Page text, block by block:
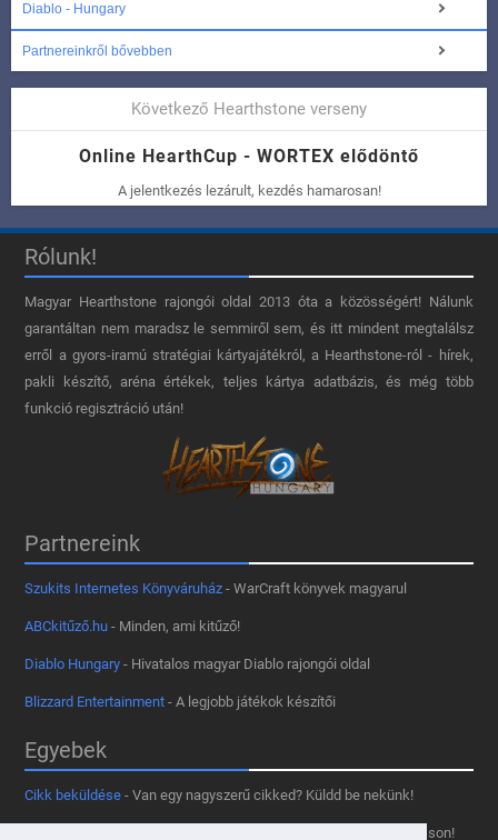
Diablo - Hungary
Partnereinkről bővebben
Következő Hearthstone verseny
Online HearthCup - WORTEX elődöntő
A jelentkezés lezárult, kezdés hamarosan!
Rólunk!
Magyar Hearthstone​ rajongói oldal 2013 óta a közösségért! Nálunk
garantáltan nem maradsz le semmiről sem, és itt mindent megtalálsz
erről a gyors-iramú stratégiai kártyajátékról, a Hearthstone-ról - hírek,
pakli készítő, aréna értékek, teljes kártya adatbázis, és még több
funkció regisztráció után!
Partnereink
Szukits Internetes Könyváruház - WarCraft könyvek magyarul
ABCkitűző.hu - Minden, ami kitűző!
Diablo Hungary - Hivatalos magyar Diablo rajongói oldal
Blizzard Entertainment - A legjobb játékok készítői
Egyebek
Cikk beküldése - Van egy nagyszerű cikked? Küldd be nekünk!
- Tetszik az oldal? Segíts, hogy fennmaradhasson!